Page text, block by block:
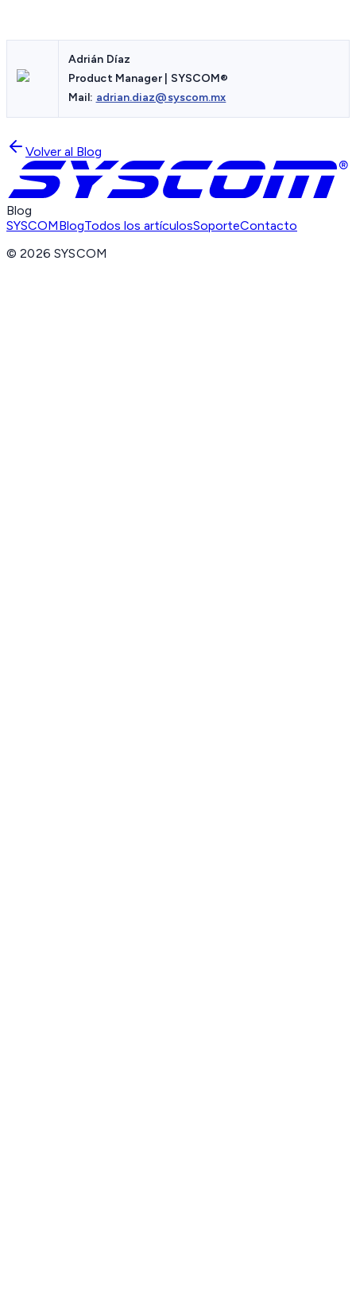
Adrián Díaz
Product Manager | SYSCOM®
Mail: adrian.diaz@syscom.mx
Volver al Blog
Blog
SYSCOMBlogTodos los artículosSoporteContacto
©2026 SYSCOM